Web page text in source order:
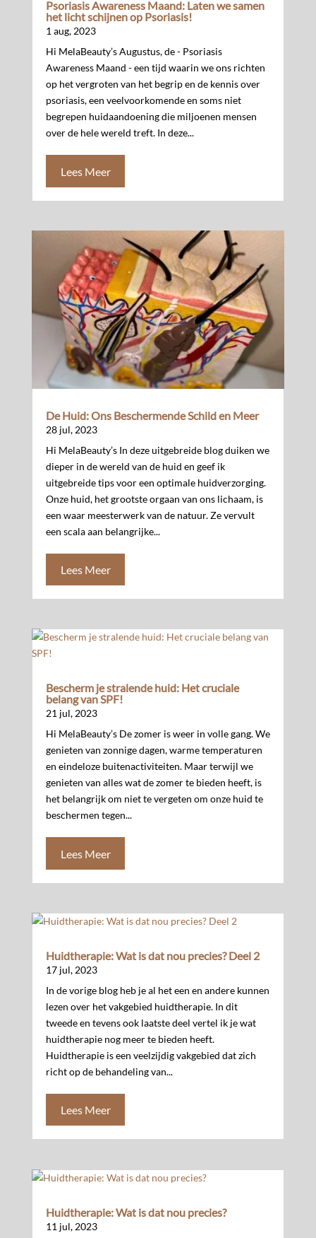
Psoriasis Awareness Maand: Laten we samen
het licht schijnen op Psoriasis!
1 aug, 2023
Hi MelaBeauty’s Augustus, de - Psoriasis
Awareness Maand - een tijd waarin we ons richten
op het vergroten van het begrip en de kennis over
psoriasis, een veelvoorkomende en soms niet
begrepen huidaandoening die miljoenen mensen
over de hele wereld treft. In deze...
Lees Meer
De Huid: Ons Beschermende Schild en Meer
28 jul, 2023
Hi MelaBeauty’s In deze uitgebreide blog duiken we
dieper in de wereld van de huid en geef ik
uitgebreide tips voor een optimale huidverzorging.
Onze huid, het grootste orgaan van ons lichaam, is
een waar meesterwerk van de natuur. Ze vervult
een scala aan belangrijke...
Lees Meer
Bescherm je stralende huid: Het cruciale
belang van SPF!
21 jul, 2023
Hi MelaBeauty’s De zomer is weer in volle gang. We
genieten van zonnige dagen, warme temperaturen
en eindeloze buitenactiviteiten. Maar terwijl we
genieten van alles wat de zomer te bieden heeft, is
het belangrijk om niet te vergeten om onze huid te
beschermen tegen...
Lees Meer
Huidtherapie: Wat is dat nou precies? Deel 2
17 jul, 2023
In de vorige blog heb je al het een en andere kunnen
lezen over het vakgebied huidtherapie. In dit
tweede en tevens ook laatste deel vertel ik je wat
huidtherapie nog meer te bieden heeft.
Huidtherapie is een veelzijdig vakgebied dat zich
richt op de behandeling van...
Lees Meer
Huidtherapie: Wat is dat nou precies?
11 jul, 2023